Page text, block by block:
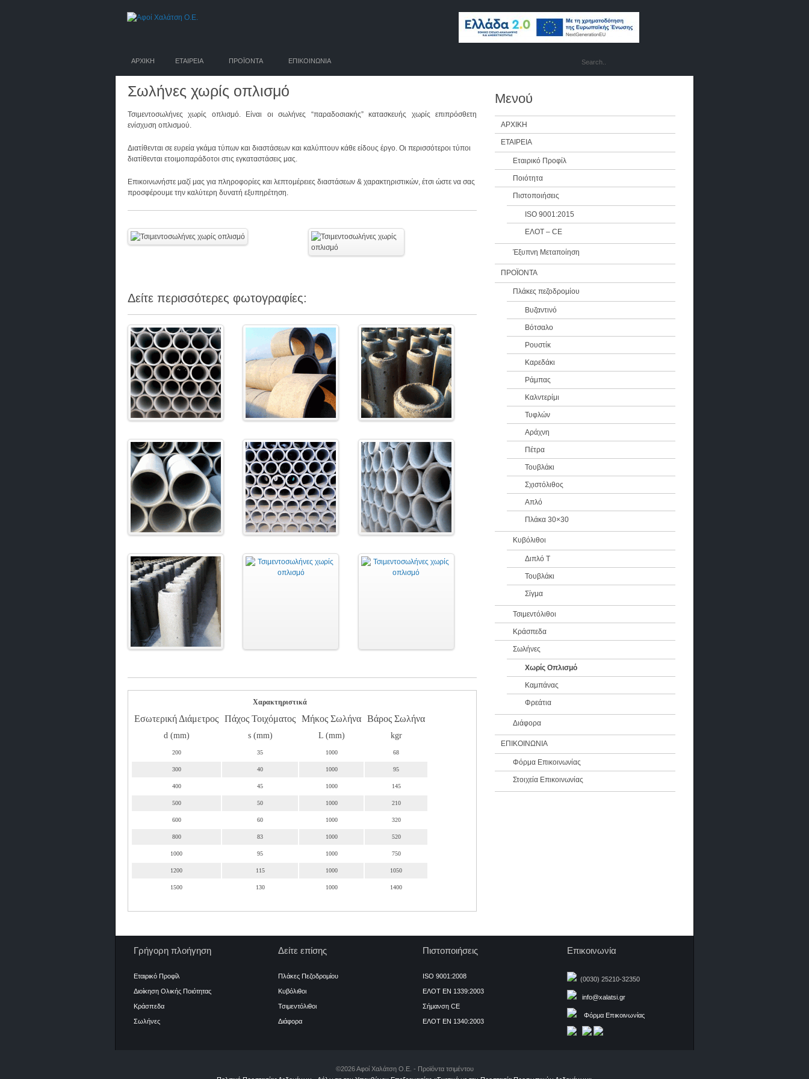
ΑΡΧΙΚΗ ΕΤΑΙΡΕΙΑ ΠΡΟΪΟΝΤΑ ΕΠΙΚΟΙΝΩΝΙΑ
Σωλήνες χωρίς οπλισμό
Τσιμεντοσωλήνες χωρίς οπλισμό. Είναι οι σωλήνες “παραδοσιακής” κατασκευής χωρίς επιπρόσθετη
ενίσχυση οπλισμού.
Διατίθενται σε ευρεία γκάμα τύπων και διαστάσεων και καλύπτουν κάθε είδους έργο. Οι περισσότεροι τύποι
διατίθενται ετοιμοπαράδοτοι στις εγκαταστάσεις μας.
Επικοινωνήστε μαζί μας για πληροφορίες και λεπτομέρειες διαστάσεων & χαρακτηριστικών, έτσι ώστε να σας
προσφέρουμε την καλύτερη δυνατή εξυπηρέτηση.
Δείτε περισσότερες φωτογραφίες:
Χαρακτηριστικά
Εσωτερική Διάμετρος Πάχος Τοιχόματος Μήκος Σωλήνα Βάρος Σωλήνα
d (mm) s (mm) L (mm) kgr
200 35 1000 68
300 40 1000 95
400 45 1000 145
500 50 1000 210
600 60 1000 320
800 83 1000 520
1000 95 1000 750
1200 115 1000 1050
1500 130 1000 1400
Μενού
ΑΡΧΙΚΗ
ΕΤΑΙΡΕΙΑ
Εταιρικό Προφίλ
Ποιότητα
Πιστοποιήσεις
ISO 9001:2015
ΕΛΟΤ – CE
Έξυπνη Μεταποίηση
ΠΡΟΪΟΝΤΑ
Πλάκες πεζοδρομίου
Βυζαντινό
Βότσαλο
Ρουστίκ
Καρεδάκι
Ράμπας
Καλντερίμι
Τυφλών
Αράχνη
Πέτρα
Τουβλάκι
Σχιστόλιθος
Απλό
Πλάκα 30×30
Κυβόλιθοι
Διπλό Τ
Τουβλάκι
Σίγμα
Τσιμεντόλιθοι
Κράσπεδα
Σωλήνες
Χωρίς Οπλισμό
Καμπάνας
Φρεάτια
Διάφορα
ΕΠΙΚΟΙΝΩΝΙΑ
Φόρμα Επικοινωνίας
Στοιχεία Επικοινωνίας
Γρήγορη πλοήγηση
Εταιρικό Προφίλ
Διοίκηση Ολικής Ποιότητας
Κράσπεδα
Σωλήνες
Δείτε επίσης
Πλάκες Πεζοδρομίου
Κυβόλιθοι
Τσιμεντόλιθοι
Διάφορα
Πιστοποιήσεις
ISO 9001:2008
ΕΛΟΤ ΕΝ 1339:2003
Σήμανση CE
ΕΛΟΤ ΕΝ 1340:2003
Επικοινωνία
(0030) 25210-32350
info@xalatsi.gr
Φόρμα Επικοινωνίας
©2026 Αφοί Χαλάτση Ο.Ε. - Προϊόντα τσιμέντου